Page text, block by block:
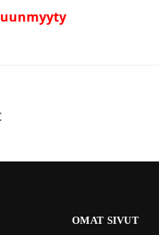
OMAT SIVUT